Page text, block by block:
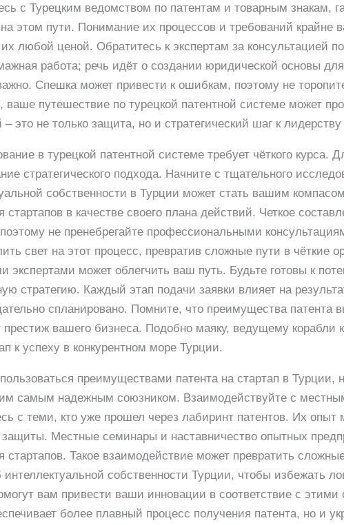
с Турецким ведомством по патентам и товарным знакам,
на этом пути. Понимание их процессов и требований
их любой ценой. Обратитесь к экспертам за консультацией
работа; речь идёт о создании юридической основы
Спешка может привести к ошибкам, поэтому не
ваше путешествие по турецкой патентной системе может
– это не только защита, но и стратегический шаг к
в турецкой патентной системе требует чёткого курса.
стратегического подхода. Начните с тщательного
собственности в Турции может стать вашим
стартапов в качестве своего плана действий. Четкое
не пренебрегайте профессиональными
свет на этот процесс, превратив сложные пути в чёткие
экспертами может облегчить ваш путь. Будьте готовы к
стратегию. Каждый этап подачи заявки влияет на
спланировано. Помните, что преимущества патента
вашего бизнеса. Подобно маяку, ведущему корабли
к успеху в конкурентном море Турции.
преимуществами патента на стартап в Турции,
самым надежным союзником. Взаимодействуйте с
с теми, кто уже прошел через лабиринт патентов. Их опыт
защиты. Местные семинары и наставничество опытных
стартапов. Такое взаимодействие может превратить
интеллектуальной собственности Турции, чтобы избежать
вам привести ваши инновации в соответствие с
более плавный процесс получения патента, но и